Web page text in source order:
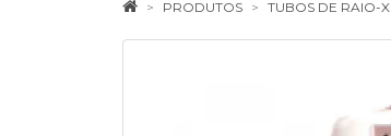
PRODUTOS TUBOS DE RAIO-X